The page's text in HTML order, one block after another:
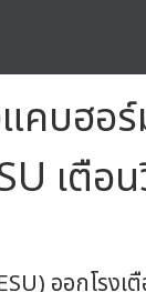
คบฮอ
เตื
ออกโร